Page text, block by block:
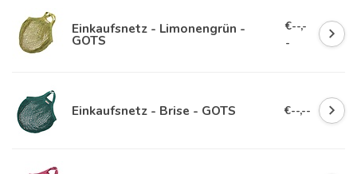
Einkaufsnetz - Limonengrün -
GOTS
€--,-
-
Einkaufsnetz - Brise - GOTS €--,--